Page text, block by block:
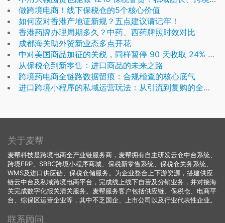
做跨境电商！线下保税仓的5个核心价值
如何应对香港产地证新规？五点建议请记牢！
香港药牌办理周期多久？中药、西药牌照时效对比
成都海关助外贸新业态多点开花
中对美国商品加征的关税，同样暂停 90 天收取 24% 的关税，保留 10% 的关税
从保税仓到新零售：进口商品的未来之路
跨境药电商全链路数据留痕：合规稽查的核心底气
进口跨境小程序的私域运营玩法：从引流到复购的全链路
关于麦帮
麦帮科技是跨境电商全产业链服务商，麦帮拥有自主研发云仓中台系统、
跨境ERP、SBBC跨境小程序商城、保税新零售系统、保税仓关务系统、
WMS及进口供应链、保税仓储服务。为企业整合上下游资源，搭建供应
链云中台及私域跨境电商平台，完成线上线下自营及分销业务，并对接海
关完成数字化报关清关服务。麦帮服务客户包括供应链、保税仓、电商平
台、综保区运营企业等，其中不乏国企、上市公司以及行业代表性企业。
联系顾问